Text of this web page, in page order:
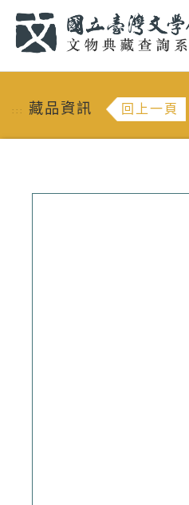
::: 藏品資訊 回上一頁